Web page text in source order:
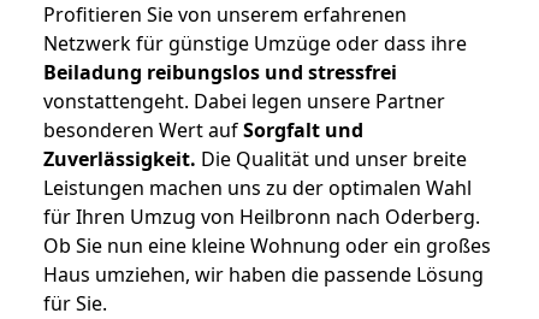
Profitieren Sie von unserem erfahrenen
Netzwerk für günstige Umzüge oder dass ihre
Beiladung reibungslos und stressfrei
vonstattengeht. Dabei legen unsere Partner
besonderen Wert aufSorgfalt und
Zuverlässigkeit. Die Qualität und unser breite
Leistungen machen uns zu der optimalen Wahl
für Ihren Umzug von Heilbronn nach Oderberg.
Ob Sie nun eine kleine Wohnung oder ein großes
Haus umziehen, wir haben die passende Lösung
für Sie.